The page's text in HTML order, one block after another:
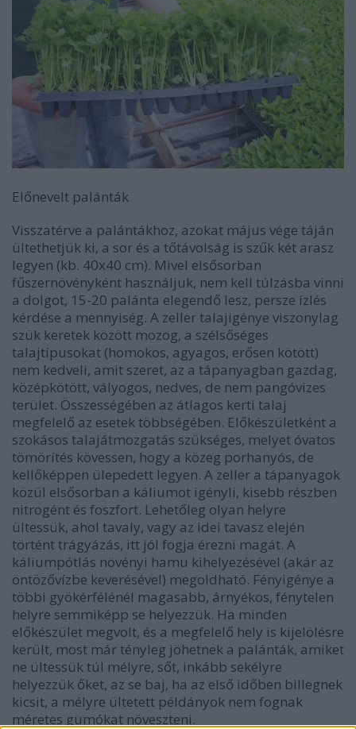
Előnevelt palánták
Visszatérve a palántákhoz, azokat május vége táján
ültethetjük ki, a sor és a tőtávolság is szűk két arasz
legyen (kb. 40x40 cm). Mivel elsősorban
fűszernövényként használjuk, nem kell túlzásba vinni
a dolgot, 15-20 palánta elegendő lesz, persze ízlés
kérdése a mennyiség. A zeller talajigénye viszonylag
szük keretek között mozog, a szélsőséges
talajtípusokat (homokos, agyagos, erősen kötött)
nem kedveli, amit szeret, az a tápanyagban gazdag,
középkötött, vályogos, nedves, de nem pangóvizes
terület. Összességében az átlagos kerti talaj
megfelelő az esetek többségében. Előkészületként a
szokásos talajátmozgatás szükséges, melyet óvatos
tömörítés kövessen, hogy a közeg porhanyós, de
kellőképpen ülepedett legyen. A zeller a tápanyagok
közül elsősorban a káliumot igényli, kisebb részben
nitrogént és foszfort. Lehetőleg olyan helyre
ültessük, ahol tavaly, vagy az idei tavasz elején
történt trágyázás, itt jól fogja érezni magát. A
káliumpótlás növényi hamu kihelyezésével (akár az
öntözővízbe keverésével) megoldható. Fényigénye a
többi gyökérfélénél magasabb, árnyékos, fénytelen
helyre semmiképp se helyezzük. Ha minden
előkészület megvolt, és a megfelelő hely is kijelölésre
került, most már tényleg jöhetnek a palánták, amiket
ne ültessük túl mélyre, sőt, inkább sekélyre
helyezzük őket, az se baj, ha az első időben billegnek
kicsit, a mélyre ültetett példányok nem fognak
méretes gumókat növeszteni.